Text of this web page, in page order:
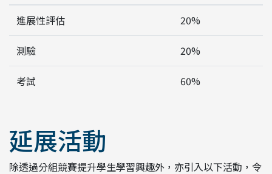
進展性評估 20%
測驗 20%
考試 60%
延展活動
除透過分組競賽提升學生學習興趣外，亦引入以下活動，令